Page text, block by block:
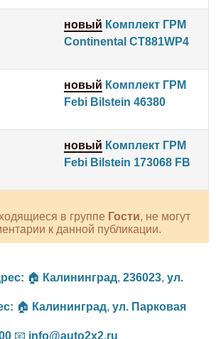
новый Комплект ГРМ
Continental CT881WP4
новый Комплект ГРМ
Febi Bilstein 46380
новый Комплект ГРМ
Febi Bilstein 173068 FB
в группе Гости, не могут
к данной публикации.
🏠 Калининград, 236023, ул.
🏠 Калининград, ул. Парковая
📧 info@auto2x2.ru